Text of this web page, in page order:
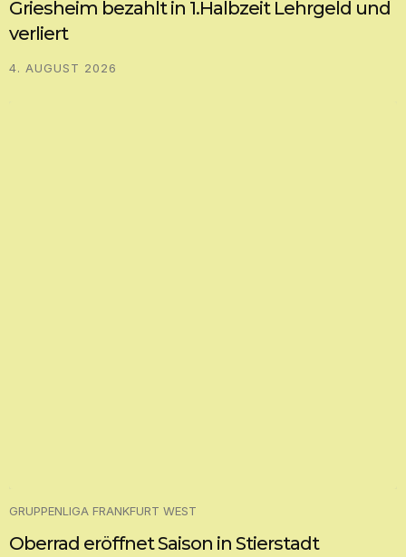
Griesheim bezahlt in 1.Halbzeit Lehrgeld und
verliert
4. AUGUST 2026
GRUPPENLIGA FRANKFURT WEST
Oberrad eröffnet Saison in Stierstadt